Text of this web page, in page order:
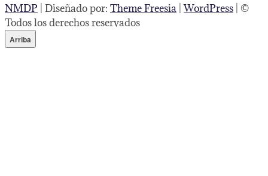
NMDP | Diseñado por: Theme Freesia |WordPress | ©
Todos los derechos reservados
Arriba